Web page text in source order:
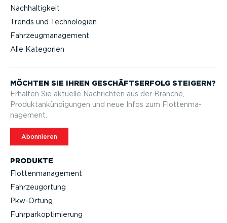
Nachhaltigkeit
Trends und Technologien
Fahrzeugmanagement
Alle Kategorien
PRODUKTE
Flotten­ma­nagement
Fahrzeu­g­ortung
Pkw-Ortung
Fuhrpar­k­op­ti­mierung
MÖCHTEN SIE IHREN GESCHÄFTS­ERFOLG STEIGERN?
Erhalten Sie aktuelle Nachrichten aus der Branche,
Produktan­kün­di­gungen und neue Infos zum Flotten­ma­
nagement.
Abonnieren